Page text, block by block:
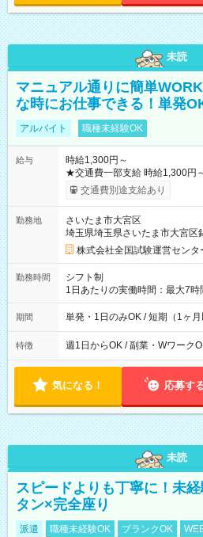
未読
マニュアル通りに簡単
な時にお仕事できる！単発
アルバイト 職種未経験OK
給与
時給1,300円～
★交通費一部支給 時給1,300円～ ※試験・役割により手当あり
※勤務回数により昇給あり 【
り！】 希望される場合、勤務
例】 ・河合塾模擬試験 8:30～
×8時間＝日収10,400円＋交通
円の場合あり ・国家試験 7:00
円（役割手当＋100円）×6時間＝日
間】試用期間なし
交通費別途支給あり
勤務地
さいたま市大宮区
埼玉県埼玉県さいたま市大宮区
株式会社全国試験運営センタ
勤務時間
シフト制
1日あたりの実働時間：最大7
間は 試験により異なります。
期間 単発・1日のみOK / 短期（1ヶ月
特徴 週1日からOK / 副業・Wワーク
気になる！ 応募す
未読
スピードよりも丁寧に！未
タン×完全座り
派遣 職種未経験OK ブランクOK